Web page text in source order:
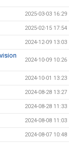
2025-03-03 16:29
2025-02-15 17:54
2024-12-09 13:03
2024-10-09 10:26
2024-10-01 13:23
2024-08-28 13:27
2024-08-28 11:33
2024-08-08 11:03
2024-08-07 10:48